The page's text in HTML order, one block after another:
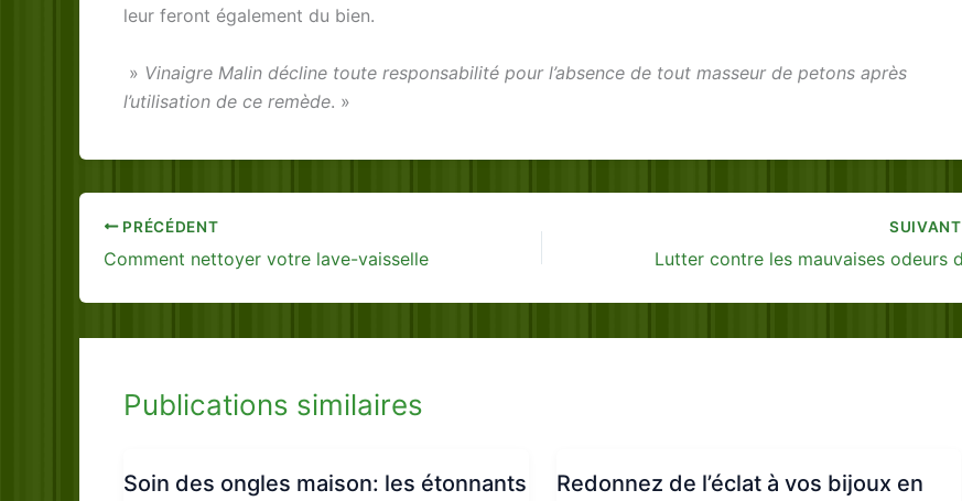
leur feront également du bien.
» Vinaigre Malin décline toute responsabilité pour l’absence de tout masseur de petons après
l’utilisation de ce remède. »
PRÉCÉDENT
Comment nettoyer votre lave-vaisselle
SUIVANT
Publications similaires
Soin des ongles maison: les étonnants
Redonnez de l’éclat à vos bijoux en